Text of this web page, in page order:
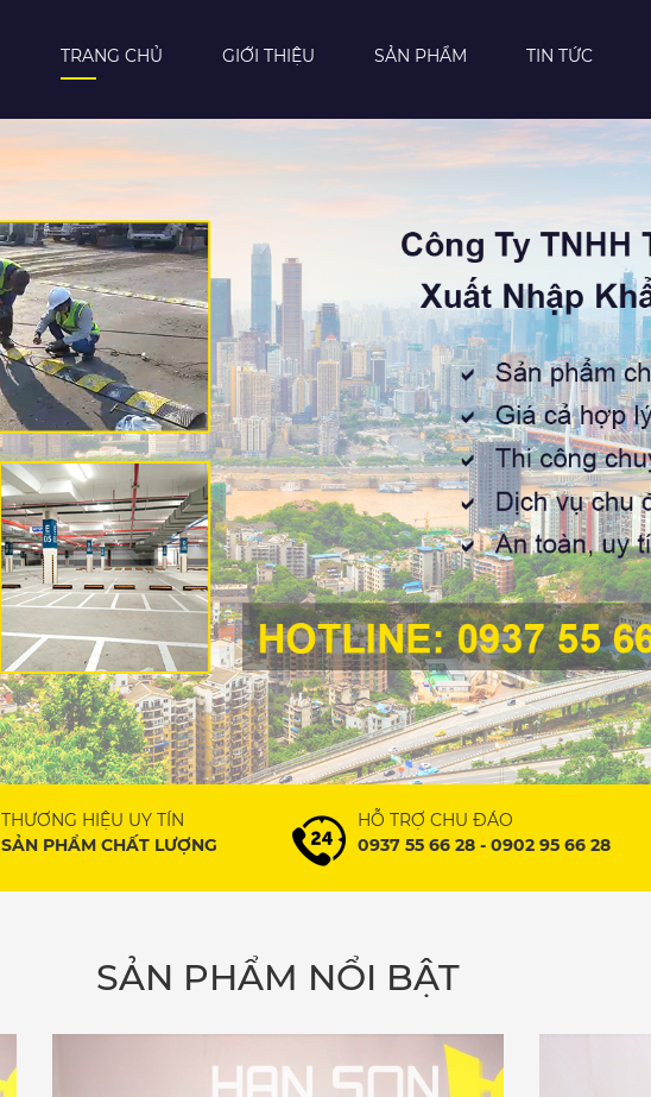
TRANG CHỦ GIỚI THIỆU SẢN PHẨM TIN TỨC
THƯƠNG HIỆU UY TÍN
SẢN PHẨM CHẤT LƯỢNG
HỖ TRỢ CHU ĐÁO
0937 55 66 28 - 0902 95 66 28
SẢN PHẨM NỔI BẬT